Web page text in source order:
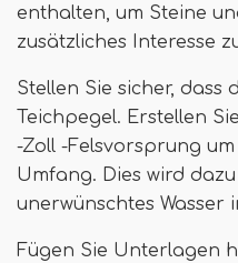
enthalten, um Steine
zusätzliches Interesse
Stellen Sie sicher,
Teichpegel. Erstellen
-Zoll -Felsvorsprung
Umfang. Dies wird
unerwünschtes Wasser
Fügen Sie Unterlagen